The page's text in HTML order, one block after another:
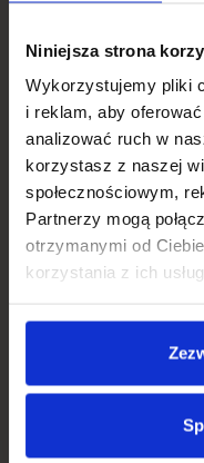
Niniejsza strona
Wykorzystujemy pliki
i reklam, aby
analizować ruch w
korzystasz z naszej
społecznościowym,
Partnerzy mogą
otrzymanymi od
korzystania z ich
social
bieżąco z promocjami